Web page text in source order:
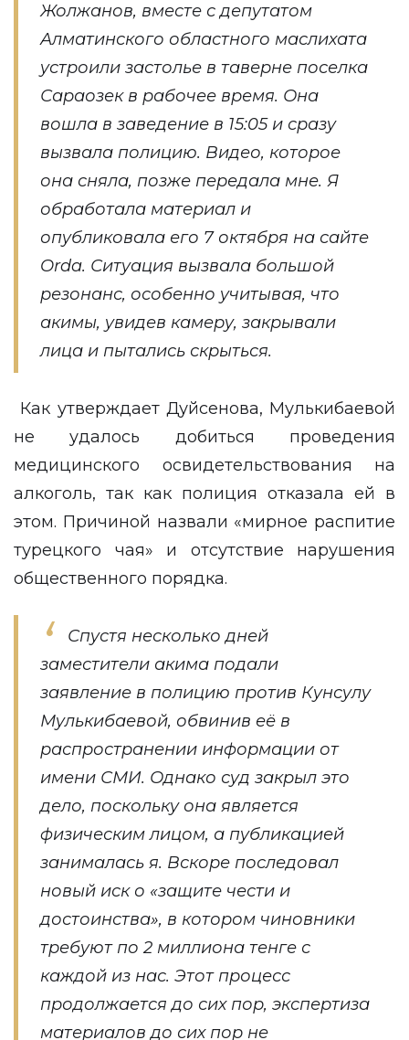
Жолжанов, вместе с депутатом
Алматинского областного маслихата
устроили застолье в таверне поселка
Сараозек в рабочее время. Она
вошла в заведение в 15:05 и сразу
вызвала полицию. Видео, которое
она сняла, позже передала мне. Я
обработала материал и
опубликовала его 7 октября на сайте
Orda. Ситуация вызвала большой
резонанс, особенно учитывая, что
акимы, увидев камеру, закрывали
лица и пытались скрыться.
Как утверждает Дуйсенова, Мулькибаевой
не удалось добиться проведения
медицинского освидетельствования на
алкоголь, так как полиция отказала ей в
этом. Причиной назвали «мирное распитие
турецкого чая» и отсутствие нарушения
общественного порядка.
Спустя несколько дней
заместители акима подали
заявление в полицию против Кунсулу
Мулькибаевой, обвинив её в
распространении информации от
имени СМИ. Однако суд закрыл это
дело, поскольку она является
физическим лицом, а публикацией
занималась я. Вскоре последовал
новый иск о «защите чести и
достоинства», в котором чиновники
требуют по 2 миллиона тенге с
каждой из нас. Этот процесс
продолжается до сих пор, экспертиза
материалов до сих пор не